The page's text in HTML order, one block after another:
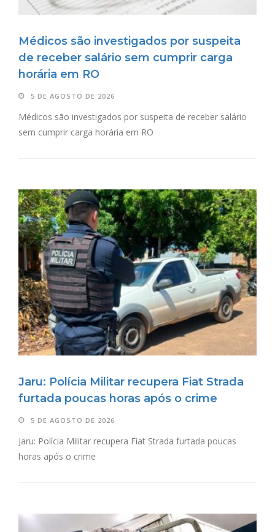
Médicos são investigados por suspeita
de receber salário sem cumprir carga
horária em RO
5 DE AGOSTO DE 2026
Médicos são investigados por suspeita de receber salário
sem cumprir carga horária em RO
Jaru: Polícia Militar recupera Fiat Strada
furtada poucas horas após o crime
5 DE AGOSTO DE 2026
Jaru: Polícia Militar recupera Fiat Strada furtada poucas
horas após o crime